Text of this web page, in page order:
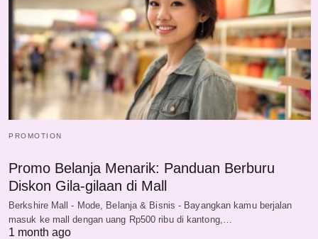
PROMOTION
Promo Belanja Menarik: Panduan Berburu
Diskon Gila-gilaan di Mall
Berkshire Mall - Mode, Belanja & Bisnis - Bayangkan kamu berjalan
masuk ke mall dengan uang Rp500 ribu di kantong,…
1 month ago